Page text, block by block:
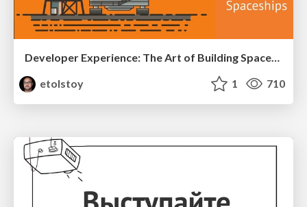
Developer Experience: The Art of Building Spaceships
etolstoy
1 710